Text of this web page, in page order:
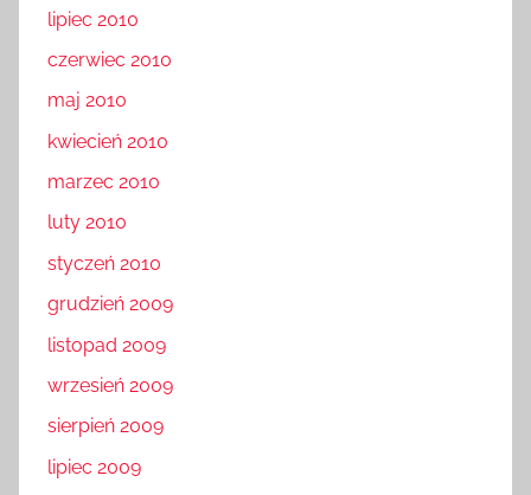
lipiec 2010
czerwiec 2010
maj 2010
kwiecień 2010
marzec 2010
luty 2010
styczeń 2010
grudzień 2009
listopad 2009
wrzesień 2009
sierpień 2009
lipiec 2009